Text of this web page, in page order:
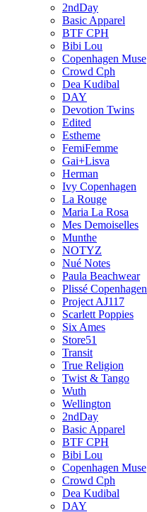
2ndDay
Basic Apparel
BTF CPH
Bibi Lou
Copenhagen Muse
Crowd Cph
Dea Kudibal
DAY
Devotion Twins
Edited
Estheme
FemiFemme
Gai+Lisva
Herman
Ivy Copenhagen
La Rouge
Maria La Rosa
Mes Demoiselles
Munthe
NOTYZ
Nué Notes
Paula Beachwear
Plissé Copenhagen
Project AJ117
Scarlett Poppies
Six Ames
Store51
Transit
True Religion
Twist & Tango
Wuth
Wellington
2ndDay
Basic Apparel
BTF CPH
Bibi Lou
Copenhagen Muse
Crowd Cph
Dea Kudibal
DAY